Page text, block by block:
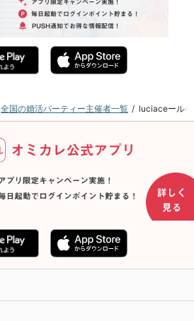
全国の婚活パーティー主催者一覧 luciaceール